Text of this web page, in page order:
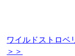
ワイルドストロベ
＞＞